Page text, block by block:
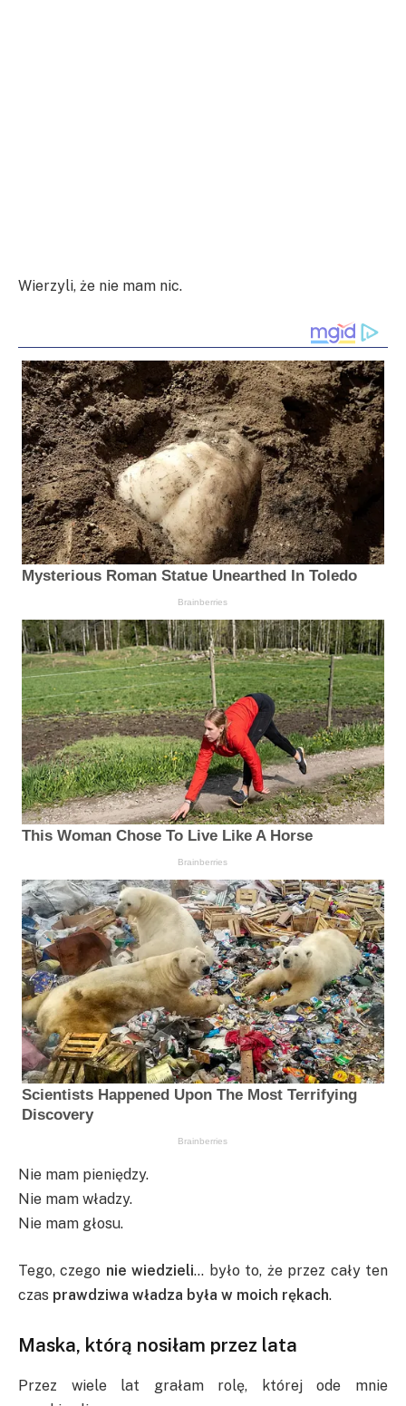
Wierzyli, że nie mam nic.
Nie mam pieniędzy.
Nie mam władzy.
Nie mam głosu.
Tego, czego nie wiedzieli… było to, że przez cały ten
czas prawdziwa władza była w moich rękach.
Maska, którą nosiłam przez lata
Przez wiele lat grałam rolę, której ode mnie